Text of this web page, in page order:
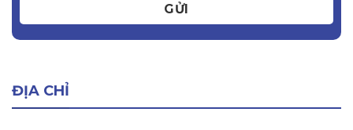
GỬI
ĐỊA CHỈ